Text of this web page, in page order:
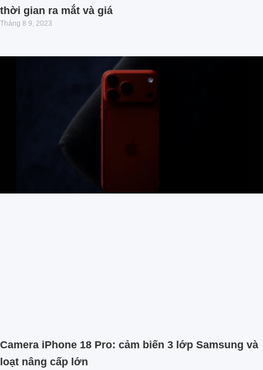
thời gian ra mắt và giá
Tháng 8 9, 2023
Camera iPhone 18 Pro: cảm biến 3 lớp Samsung và
loạt nâng cấp lớn